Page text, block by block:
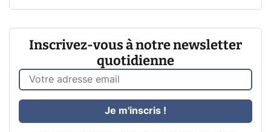
Inscrivez-vous à notre newsletter
quotidienne
Je m'inscris !